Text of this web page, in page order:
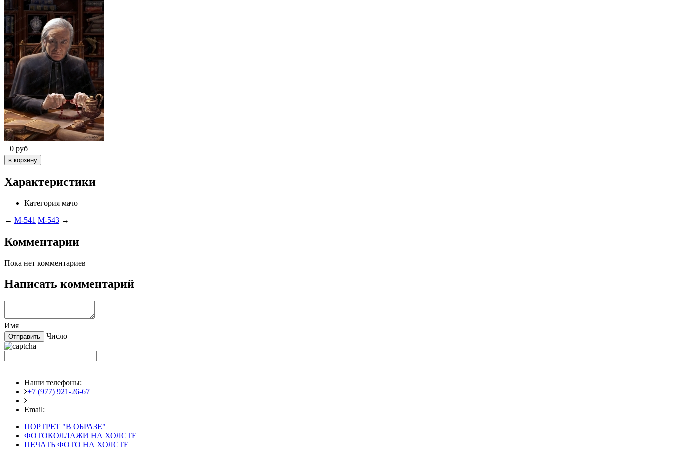
0 руб
Характеристики
Категория мачо
← M-541 M-543 →
Комментарии
Пока нет комментариев
Написать комментарий
Имя
Число
Наши телефоны:
+7 (977) 921-26-67
Email:
ПОРТРЕТ "В ОБРАЗЕ"
ФОТОКОЛЛАЖИ НА ХОЛСТЕ
ПЕЧАТЬ ФОТО НА ХОЛСТЕ